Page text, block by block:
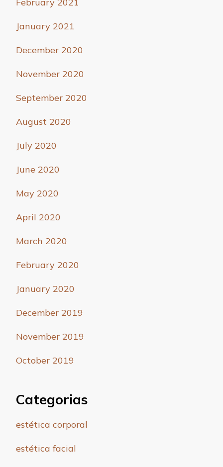
February 2021
January 2021
December 2020
November 2020
September 2020
August 2020
July 2020
June 2020
May 2020
April 2020
March 2020
February 2020
January 2020
December 2019
November 2019
October 2019
Categorias
estética corporal
estética facial